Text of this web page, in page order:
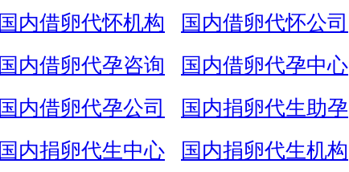
国内借卵代怀机构
国内借卵代怀公司
国内借卵代孕咨询
国内借卵代孕中心
国内借卵代孕公司
国内捐卵代生助孕
国内捐卵代生中心
国内捐卵代生机构